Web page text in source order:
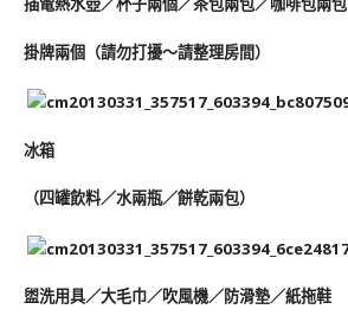
掛牌兩個（請勿打擾～請整理房間）
冰箱
（四罐飲料／水兩瓶／餅乾兩包）
盥洗用具／大毛巾／吹風機／防滑墊／紙拖鞋